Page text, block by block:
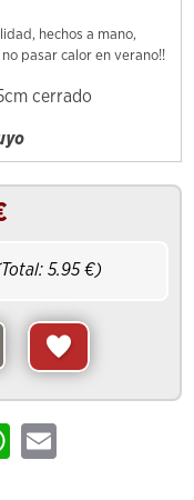
hechos a mano,
pasar calor en verano!!
cerrado
5.95 €)
WhatsApp
Email